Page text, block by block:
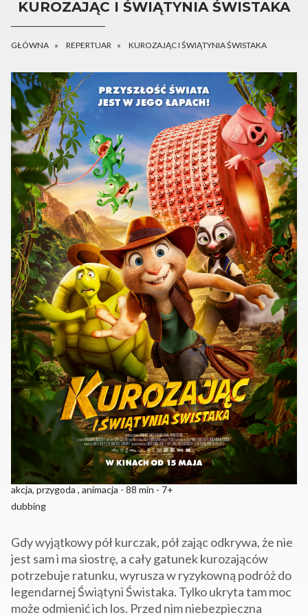
KUROZAJĄC I ŚWIĄTYNIA ŚWISTAKA
GŁÓWNA REPERTUAR KUROZAJĄC I ŚWIĄTYNIA ŚWISTAKA
akcja, przygoda , animacja - 88 min - 7+
dubbing
Gdy wyjątkowy pół kurczak, pół zając odkrywa, że nie
jest sam i ma siostrę, a cały gatunek kurozająców
potrzebuje ratunku, wyrusza w ryzykowną podróż do
legendarnej Świątyni Świstaka. Tylko ukryta tam moc
może odmienić ich los. Przed nim niebezpieczna